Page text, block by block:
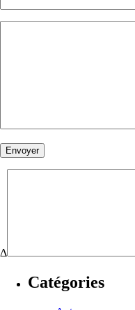
Δ
Catégories